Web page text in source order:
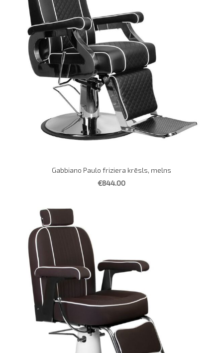
Gabbiano Paulo friziera krēsls, melns
€844.00